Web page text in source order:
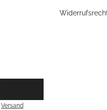
Versand